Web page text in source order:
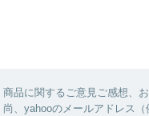
商品に関するご意見ご感想、
尚、yahooのメールアドレス